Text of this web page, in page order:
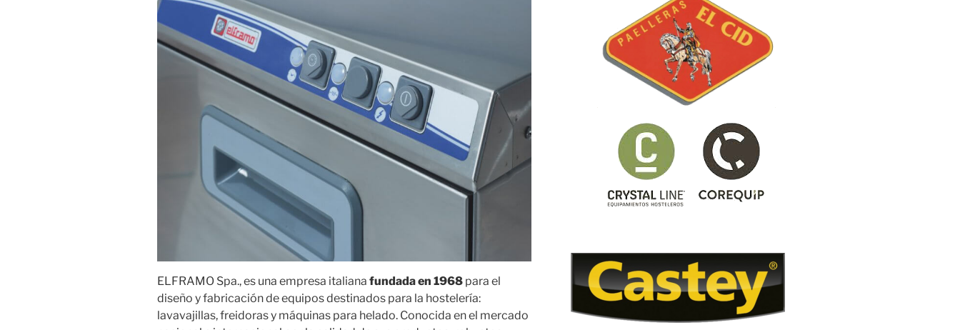
ELFRAMO Spa., es una empresa italiana fundada en 1968 para el
diseño y fabricación de equipos destinados para la hostelería:
lavavajillas, freidoras y máquinas para helado. Conocida en el mercado